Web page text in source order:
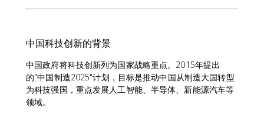
中国科技创新的背景
中国政府将科技创新列为国家战略重点。2015年提出
的"中国制造2025"计划，目标是推动中国从制造大国转型
为科技强国，重点发展人工智能、半导体、新能源汽车等
领域。